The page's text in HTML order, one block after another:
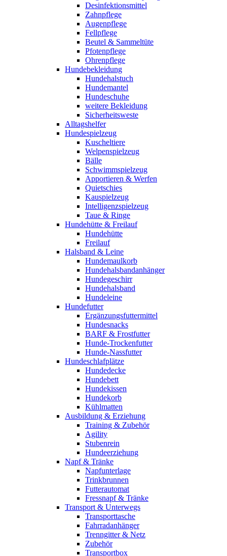
Desinfektionsmittel
Zahnpflege
Augenpflege
Fellpflege
Beutel & Sammeltüte
Pfotenpflege
Ohrenpflege
Hundebekleidung
Hundehalstuch
Hundemantel
Hundeschuhe
weitere Bekleidung
Sicherheitsweste
Alltagshelfer
Hundespielzeug
Kuscheltiere
Welpenspielzeug
Bälle
Schwimmspielzeug
Apportieren & Werfen
Quietschies
Kauspielzeug
Intelligenzspielzeug
Taue & Ringe
Hundehütte & Freilauf
Hundehütte
Freilauf
Halsband & Leine
Hundemaulkorb
Hundehalsbandanhänger
Hundegeschirr
Hundehalsband
Hundeleine
Hundefutter
Ergänzungsfuttermittel
Hundesnacks
BARF & Frostfutter
Hunde-Trockenfutter
Hunde-Nassfutter
Hundeschlafplätze
Hundedecke
Hundebett
Hundekissen
Hundekorb
Kühlmatten
Ausbildung & Erziehung
Training & Zubehör
Agility
Stubenrein
Hundeerziehung
Napf & Tränke
Napfunterlage
Trinkbrunnen
Futterautomat
Fressnapf & Tränke
Transport & Unterwegs
Transporttasche
Fahrradanhänger
Trenngitter & Netz
Zubehör
Transportbox